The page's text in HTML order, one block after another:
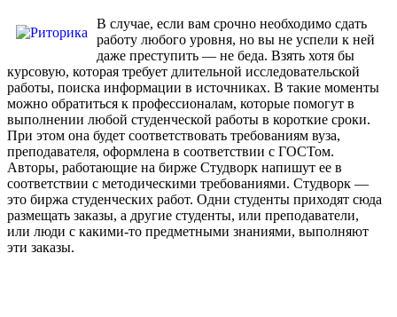
В случае, если вам срочно необходимо сдать
работу любого уровня, но вы не успели к ней
даже преступить — не беда. Взять хотя бы
курсовую, которая требует длительной исследовательской
работы, поиска информации в источниках. В такие моменты
можно обратиться к профессионалам, которые помогут в
выполнении любой студенческой работы в короткие сроки.
При этом она будет соответствовать требованиям вуза,
преподавателя, оформлена в соответствии с ГОСТом.
Авторы, работающие на бирже Студворк напишут ее в
соответствии с методическими требованиями. Студворк —
это биржа студенческих работ. Одни студенты приходят сюда
размещать заказы, а другие студенты, или преподаватели,
или люди с какими-то предметными знаниями, выполняют
эти заказы.